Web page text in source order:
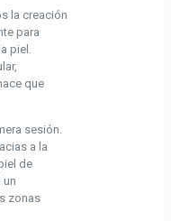
la creación
para
piel.
que
sesión.
a la
de
un
zonas